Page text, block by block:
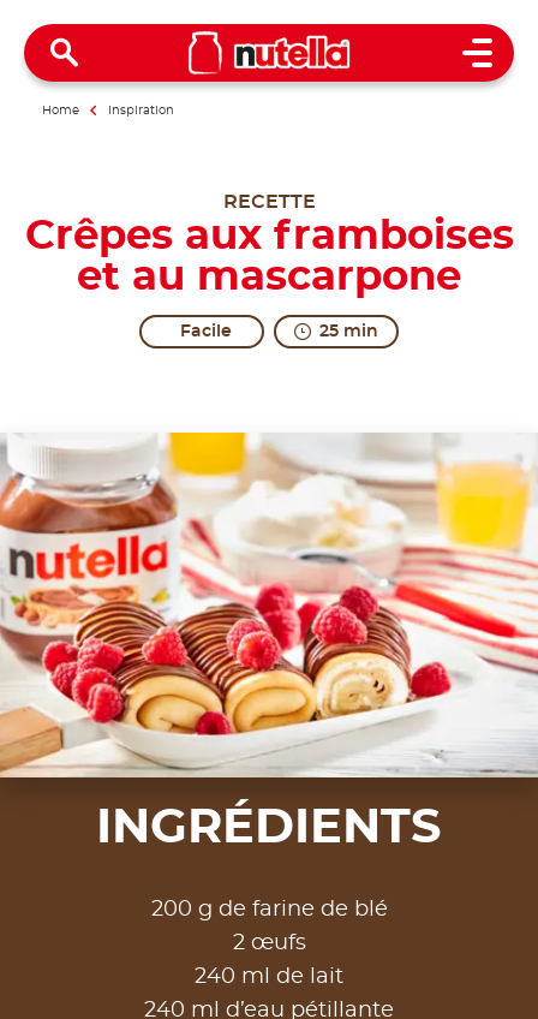
Open
Home Inspiration
RECETTE
Crêpes aux framboises
et au mascarpone
Facile 25 min
INGRÉDIENTS
200 g de farine de blé
2 œufs
240 ml de lait
240 ml d’eau pétillante